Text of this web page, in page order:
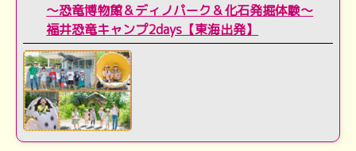
～恐竜博物館＆ディノパーク＆化石発掘体験～
福井恐竜キャンプ2days【東海出発】